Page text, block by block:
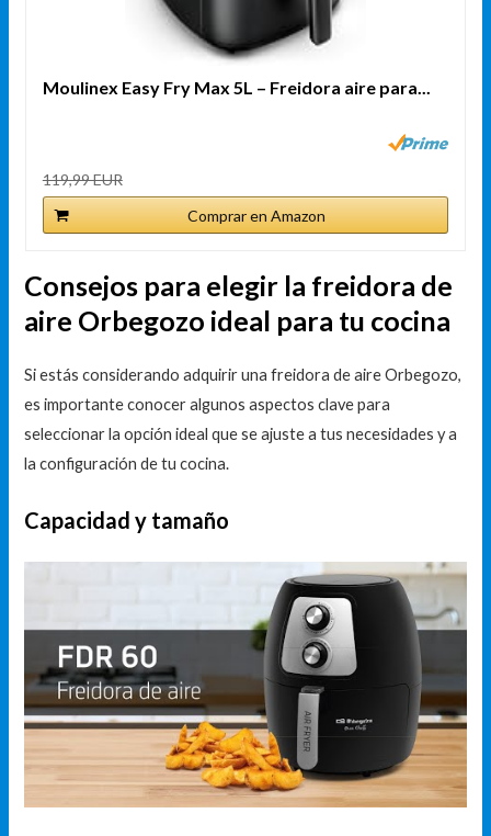
Moulinex Easy Fry Max 5L – Freidora aire para...
119,99 EUR
Comprar en Amazon
Consejos para elegir la freidora de
aire Orbegozo ideal para tu cocina
Si estás considerando adquirir una freidora de aire Orbegozo,
es importante conocer algunos aspectos clave para
seleccionar la opción ideal que se ajuste a tus necesidades y a
la configuración de tu cocina.
Capacidad y tamaño